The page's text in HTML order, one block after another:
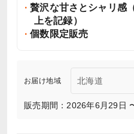
贅沢な甘さとシャリ感
上を記録）
個数限定販売
お届け地域
販売期間：2026年6月29日